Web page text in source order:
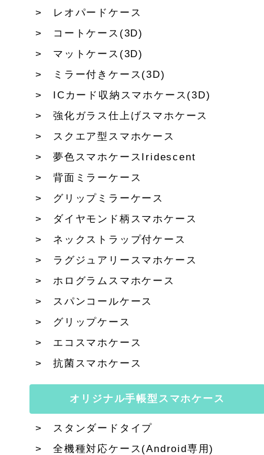
レオパードケース
コートケース(3D)
マットケース(3D)
ミラー付きケース(3D)
ICカード収納スマホケース(3D)
強化ガラス仕上げスマホケース
スクエア型スマホケース
夢色スマホケースIridescent
背面ミラーケース
グリップミラーケース
ダイヤモンド柄スマホケース
ネックストラップ付ケース
ラグジュアリースマホケース
ホログラムスマホケース
スパンコールケース
グリップケース
エコスマホケース
抗菌スマホケース
オリジナル手帳型スマホケース
スタンダードタイプ
全機種対応ケース(Android専用)